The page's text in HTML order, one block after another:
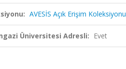
AVESİS Açık Erişim Koleksiyonu
Üniversitesi Adresli: Evet